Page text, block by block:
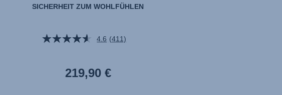
SICHERHEIT ZUM WOHLFÜHLEN
4.6 411
auf
(411)
219,90 €